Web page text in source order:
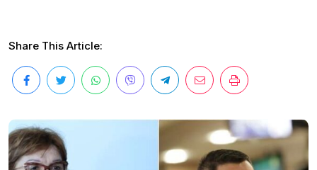
Share This Article: